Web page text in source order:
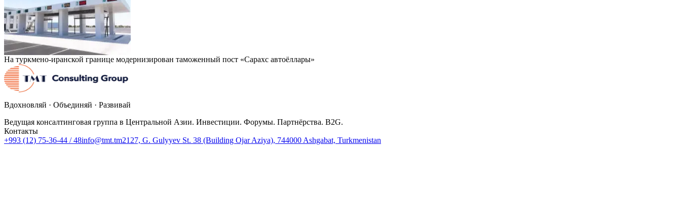
На туркмено-иранской границе модернизирован таможенный пост «Сарахс автоёллары»
Вдохновляй · Объединяй · Развивай
Ведущая консалтинговая группа в Центральной Азии. Инвестиции. Форумы. Партнёрства. B2G.
Контакты
+993 (12) 75-36-44 / 48info@tmt.tm2127, G. Gulyyev St. 38 (Building Ojar Aziya), 744000 Ashgabat, Turkmenistan